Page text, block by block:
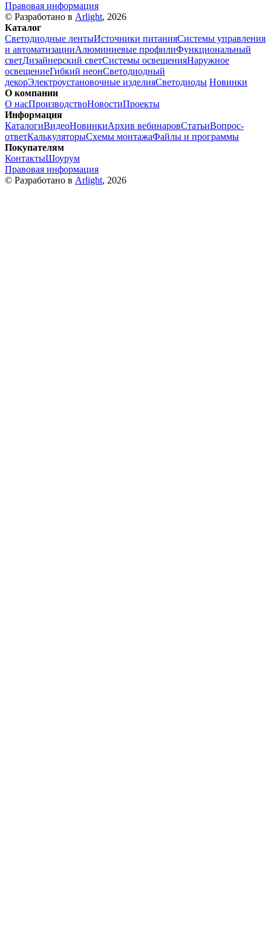
Правовая информация
© Разработано в Arlight, 2026
Каталог
Светодиодные лентыИсточники питанияСистемы управления
и автоматизацииАлюминиевые профилиФункциональный
светДизайнерский светСистемы освещенияНаружное
освещениеГибкий неонСветодиодный
декорЭлектроустановочные изделияСветодиоды Новинки
О компании
О насПроизводствоНовостиПроекты
Информация
КаталогиВидеоНовинкиАрхив вебинаровСтатьиВопрос-
ответКалькуляторыСхемы монтажаФайлы и программы
Покупателям
КонтактыШоурум
Правовая информация
© Разработано в Arlight, 2026